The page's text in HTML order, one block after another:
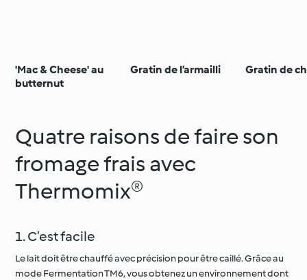
'Mac & Cheese' au
butternut
Gratin de l’armailli Gratin de
Quatre raisons de faire son
fromage frais avec
Thermomix®
1. C’est facile
Le lait doit être chauffé avec précision pour être caillé. Grâce au
mode Fermentation TM6, vous obtenez un environnement dont